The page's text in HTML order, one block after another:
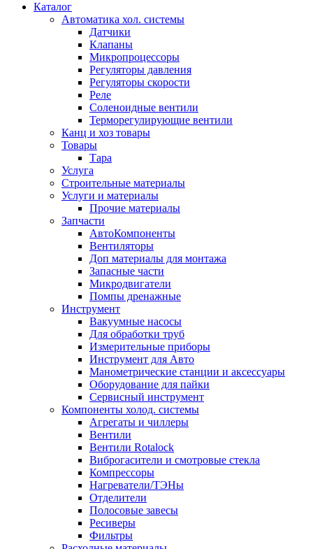
Каталог
Автоматика хол. системы
Датчики
Клапаны
Микропроцессоры
Регуляторы давления
Регуляторы скорости
Реле
Соленоидные вентили
Терморегулирующие вентили
Канц и хоз товары
Товары
Тара
Услуга
Строительные материалы
Услуги и материалы
Прочие материалы
Запчасти
АвтоКомпоненты
Вентиляторы
Доп материалы для монтажа
Запасные части
Микродвигатели
Помпы дренажные
Инструмент
Вакуумные насосы
Для обработки труб
Измерительные приборы
Инструмент для Авто
Манометрические станции и аксессуары
Оборудование для пайки
Сервисный инструмент
Компоненты холод. системы
Агрегаты и чиллеры
Вентили
Вентили Rotalock
Виброгасители и смотровые стекла
Компрессоры
Нагреватели/ТЭНы
Отделители
Полосовые завесы
Ресиверы
Фильтры